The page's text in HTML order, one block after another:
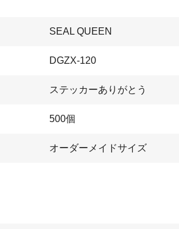
SEAL QUEEN
DGZX-120
ステッカーありがとう
500個
オーダーメイドサイズ